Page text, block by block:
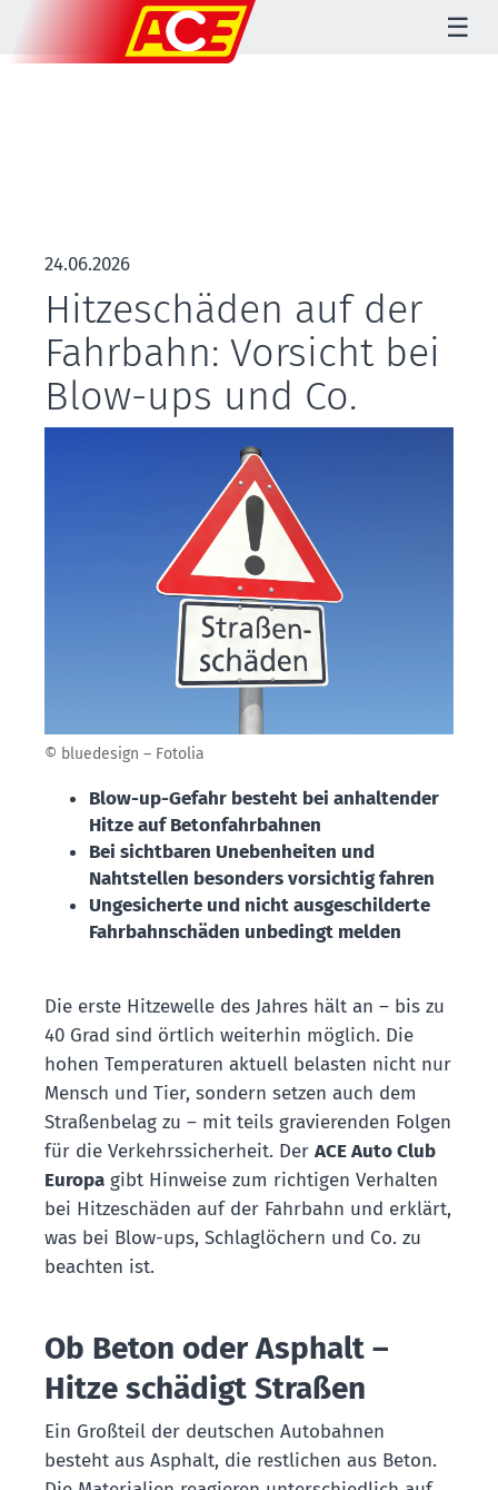
☰
24.06.2026
Hitzeschäden auf der
Fahrbahn: Vorsicht bei
Blow-ups und Co.
© bluedesign – Fotolia
Blow-up-Gefahr besteht bei anhaltender
Hitze auf Betonfahrbahnen
Bei sichtbaren Unebenheiten und
Nahtstellen besonders vorsichtig fahren
Ungesicherte und nicht ausgeschilderte
Fahrbahnschäden unbedingt melden
Die erste Hitzewelle des Jahres hält an – bis zu
40 Grad sind örtlich weiterhin möglich. Die
hohen Temperaturen aktuell belasten nicht nur
Mensch und Tier, sondern setzen auch dem
Straßenbelag zu – mit teils gravierenden Folgen
für die Verkehrssicherheit. Der ACE Auto Club
Europa gibt Hinweise zum richtigen Verhalten
bei Hitzeschäden auf der Fahrbahn und erklärt,
was bei Blow-ups, Schlaglöchern und Co. zu
beachten ist.
Ob Beton oder Asphalt –
Hitze schädigt Straßen
Ein Großteil der deutschen Autobahnen
besteht aus Asphalt, die restlichen aus Beton.